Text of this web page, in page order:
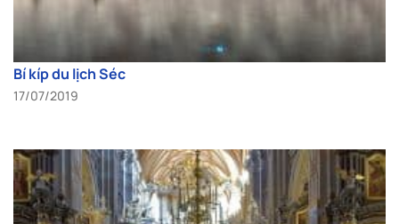
Bí kíp du lịch Séc
17/07/2019